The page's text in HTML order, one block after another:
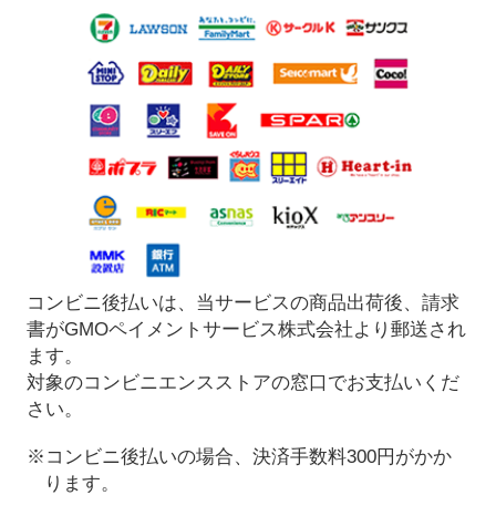
コンビニ後払いは、当サービスの商品出荷後、請求
書がGMOペイメントサービス株式会社より郵送され
ます。
対象のコンビニエンスストアの窓口でお支払いくだ
さい。
※コンビニ後払いの場合、決済手数料300円がかか
ります。